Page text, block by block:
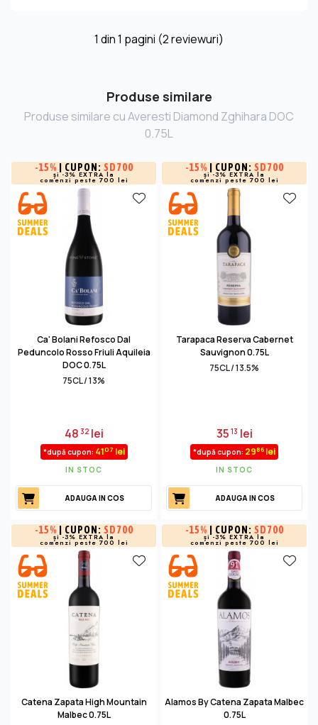
1 din1 pagini (2 reviewuri)
Produse similare
Produse similare cu Averesti Diamond Zghihara DOC
0.75L
-15% | CUPON: SD700
și -3% EXTRA la
comenzi peste 700 lei
Ca' Bolani Refosco Dal
Peduncolo Rosso Friuli Aquileia
DOC 0.75L
75CL / 13%
48 32lei
*după cupon: 4107 lei
IN STOC
ADAUGA IN COS
-15% | CUPON: SD700
și -3% EXTRA la
comenzi peste 700 lei
Tarapaca Reserva Cabernet
Sauvignon 0.75L
75CL / 13.5%
3513 lei
*după cupon: 2986 lei
IN STOC
ADAUGA IN COS
-15% | CUPON: SD700
și -3% EXTRA la
comenzi peste 700 lei
Catena Zapata High Mountain
Malbec 0.75L
-15% | CUPON: SD700
și -3% EXTRA la
comenzi peste 700 lei
Alamos By Catena Zapata Malbec
0.75L